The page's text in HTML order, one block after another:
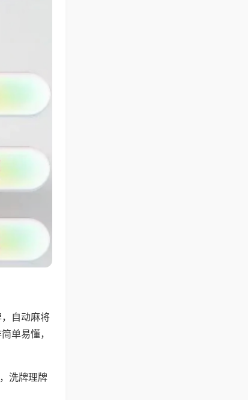
自动麻将
单易懂，
洗牌理牌